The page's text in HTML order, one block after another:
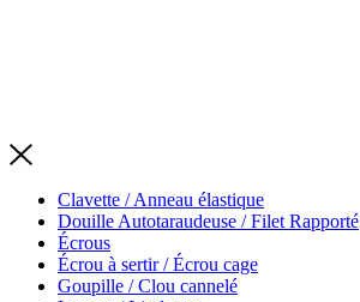
Clavette / Anneau élastique
Douille Autotaraudeuse / Filet Rapporté
Écrous
Écrou à sertir / Écrou cage
Goupille / Clou cannelé